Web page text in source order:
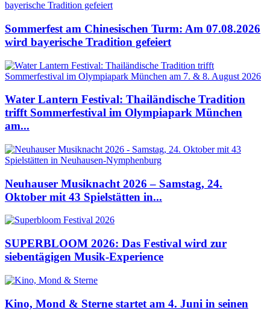
Sommerfest am Chinesischen Turm: Am 07.08.2026
wird bayerische Tradition gefeiert
Water Lantern Festival: Thailändische Tradition
trifft Sommerfestival im Olympiapark München
am...
Neuhauser Musiknacht 2026 – Samstag, 24.
Oktober mit 43 Spielstätten in...
SUPERBLOOM 2026: Das Festival wird zur
siebentägigen Musik-Experience
Kino, Mond & Sterne startet am 4. Juni in seinen